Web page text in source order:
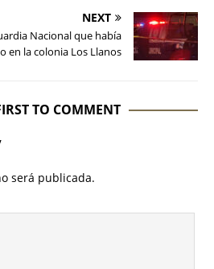
NEXT
Nacional que había
en la colonia Los Llanos
TO COMMENT
será publicada.